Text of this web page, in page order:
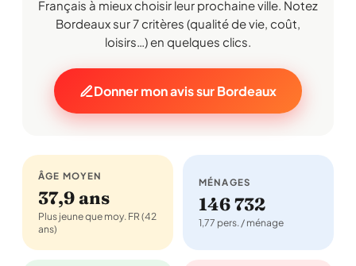
Français à mieux choisir leur prochaine ville. Notez
Bordeaux sur 7 critères (qualité de vie, coût,
loisirs…) en quelques clics.
Donner mon avis sur Bordeaux
ÂGE MOYEN
37,9 ans
Plus jeune que moy. FR (42
ans)
MÉNAGES
146 732
1,77 pers. / ménage